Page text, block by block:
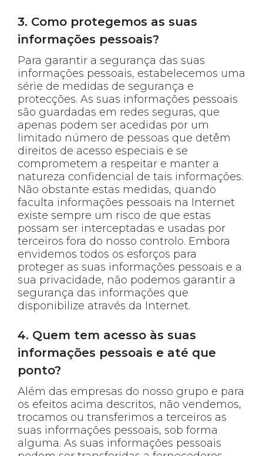
3. Como protegemos as suas
informações pessoais?
Para garantir a segurança das suas
informações pessoais, estabelecemos uma
série de medidas de segurança e
protecções. As suas informações pessoais
são guardadas em redes seguras, que
apenas podem ser acedidas por um
limitado número de pessoas que detêm
direitos de acesso especiais e se
comprometem a respeitar e manter a
natureza confidencial de tais informações.
Não obstante estas medidas, quando
faculta informações pessoais na Internet
existe sempre um risco de que estas
possam ser interceptadas e usadas por
terceiros fora do nosso controlo. Embora
envidemos todos os esforços para
proteger as suas informações pessoais e a
sua privacidade, não podemos garantir a
segurança das informações que
disponibilize através da Internet.
4. Quem tem acesso às suas
informações pessoais e até que
ponto?
Além das empresas do nosso grupo e para
os efeitos acima descritos, não vendemos,
trocamos ou transferimos a terceiros as
suas informações pessoais, sob forma
alguma. As suas informações pessoais